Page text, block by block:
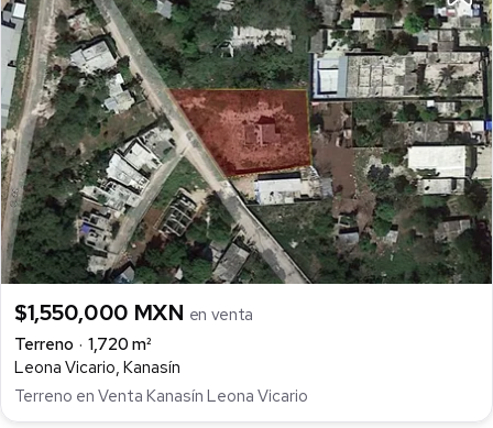
$1,550,000 MXN en venta
Terreno
1,720 m²
Leona Vicario, Kanasín
Terreno en Venta Kanasín Leona Vicario